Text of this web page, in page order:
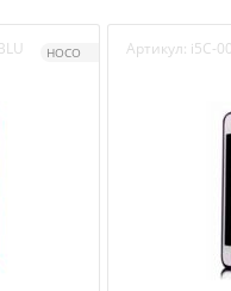
HOCO Артикул: i5C-